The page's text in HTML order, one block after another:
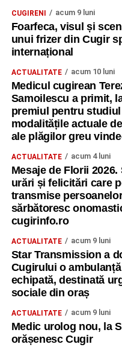
CUGIRENI acum 9 luni
Foarfeca, visul și
unui frizer din Cugir
internațional
ACTUALITATE acum 10 luni
Medicul cugirean
Samoilescu a primit,
premiul pentru
modalitățile actuale
ale plăgilor greu
ACTUALITATE acum 4 luni
Mesaje de Florii 2026.
urări și felicitări care
transmise
sărbătoresc
cugirinfo.ro
ACTUALITATE acum 9 luni
Star Transmission a
Cugirului o
echipată, destinată
sociale din oraș
ACTUALITATE acum 9 luni
Medic urolog nou, la
orășenesc Cugir